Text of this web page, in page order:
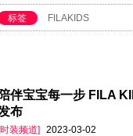
标签 FILAKIDS
陪伴宝宝每一步 FILA
布
装频道] 2023-03-02